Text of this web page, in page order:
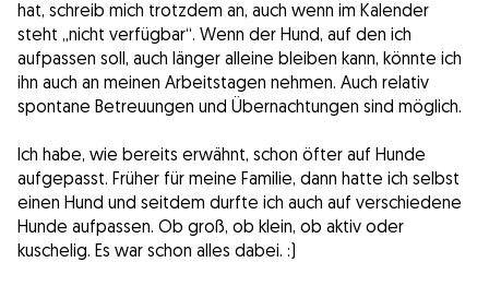
hat, schreib mich trotzdem an, auch wenn im Kalender
steht „nicht verfügbar“. Wenn der Hund, auf den ich
aufpassen soll, auch länger alleine bleiben kann, könnte ich
ihn auch an meinen Arbeitstagen nehmen. Auch relativ
spontane Betreuungen und Übernachtungen sind möglich.
Ich habe, wie bereits erwähnt, schon öfter auf Hunde
aufgepasst. Früher für meine Familie, dann hatte ich selbst
einen Hund und seitdem durfte ich auch auf verschiedene
Hunde aufpassen. Ob groß, ob klein, ob aktiv oder
kuschelig. Es war schon alles dabei. :)